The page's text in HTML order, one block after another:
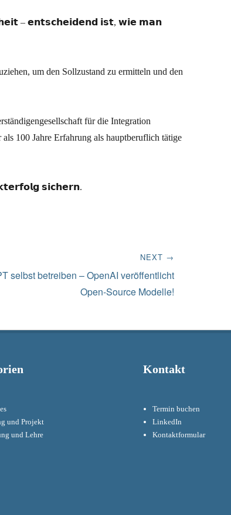
– 𝗲𝗻𝘁𝘀𝗰𝗵𝗲𝗶𝗱𝗲𝗻𝗱 𝗶𝘀𝘁, 𝘄𝗶𝗲 𝗺𝗮𝗻
um den Sollzustand zu ermitteln und den
für die Integration
100 Jahre Erfahrung als hauptberuflich tätige
𝘀𝗶𝗰𝗵𝗲𝗿𝗻.
NEXT →
selbst betreiben – OpenAI veröffentlicht
Open-Source Modelle!
und Projekt
und Lehre
Kontakt
Termin buchen
LinkedIn
Kontaktformular